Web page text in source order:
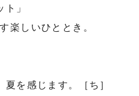
ケット」
楽しいひととき。
」
を感じます。［ち］